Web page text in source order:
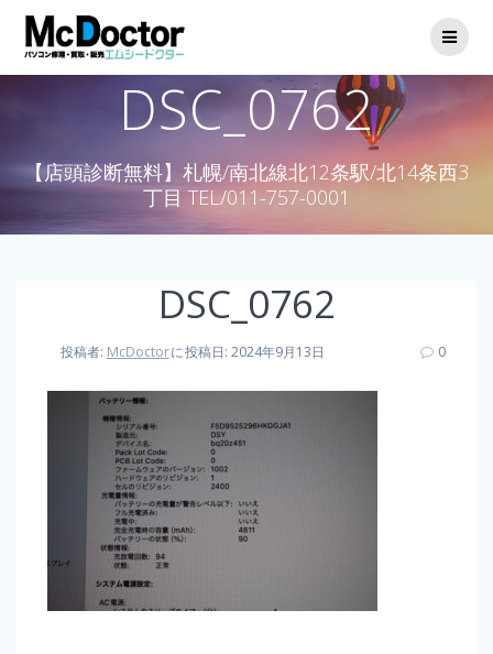
DSC_0762
【店頭診断無料】札幌/南北線北12条駅/北14条西3
丁目 TEL/011-757-0001
DSC_0762
投稿者: McDoctorに投稿日: 2024年9月13日 0